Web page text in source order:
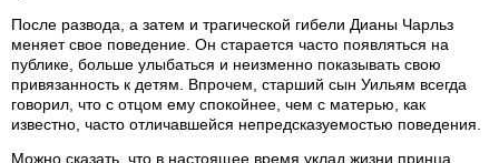
После развода, а затем и трагической гибели Дианы Чарльз
меняет свое поведение. Он старается часто появляться на
публике, больше улыбаться и неизменно показывать свою
привязанность к детям. Впрочем, старший сын Уильям всегда
говорил, что с отцом ему спокойнее, чем с матерью, как
известно, часто отличавшейся непредсказуемостью поведения.
Можно сказать, что в настоящее время уклад жизни принца